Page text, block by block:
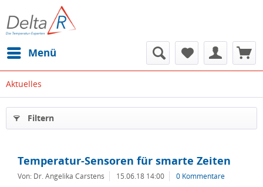
Menü
Aktuelles
Filtern
Temperatur-Sensoren für smarte Zeiten
Von: Dr. Angelika Carstens 15.06.18 14:00 0 Kommentare